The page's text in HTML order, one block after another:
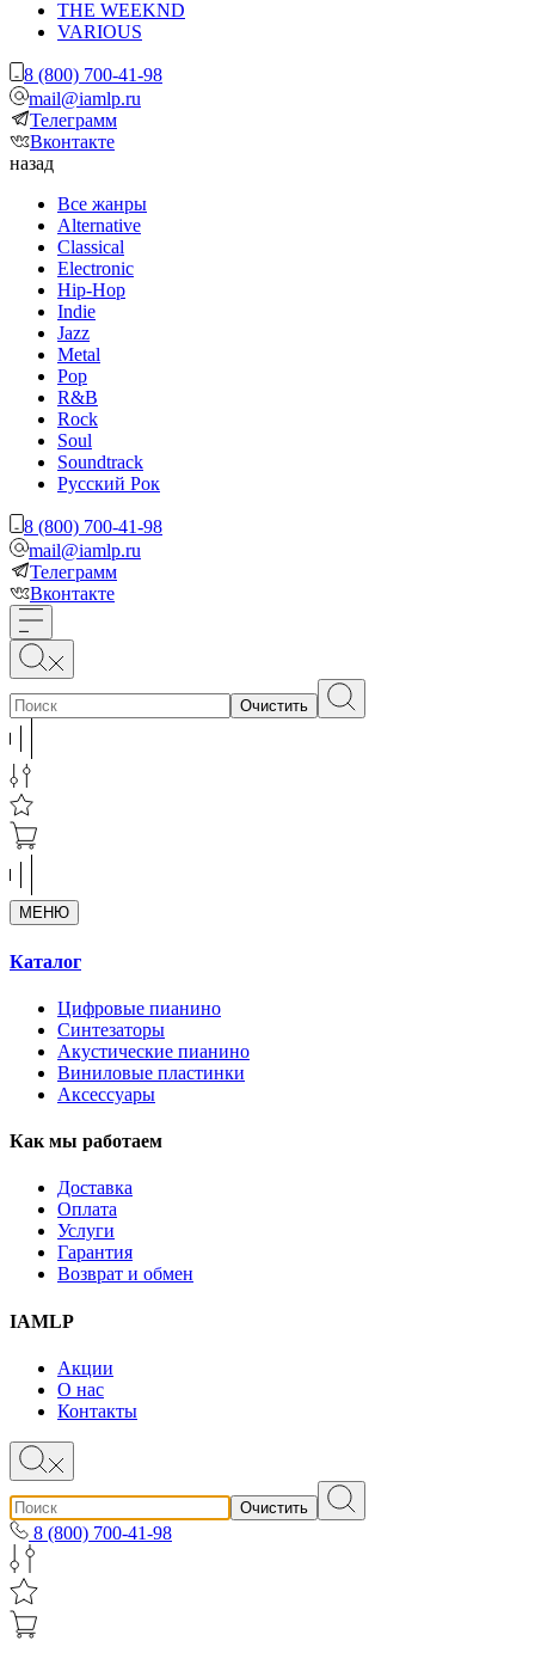
THE WEEKND
VARIOUS
8 (800) 700-41-98
mail@iamlp.ru
Телеграмм
Вконтакте
назад
Все жанры
Alternative
Classical
Electronic
Hip-Hop
Indie
Jazz
Metal
Pop
R&B
Rock
Soul
Soundtrack
Русский Рок
8 (800) 700-41-98
mail@iamlp.ru
Телеграмм
Вконтакте
Очистить
МЕНЮ
Каталог
Цифровые пианино
Синтезаторы
Акустические пианино
Виниловые пластинки
Аксессуары
Как мы работаем
Доставка
Оплата
Услуги
Гарантия
Возврат и обмен
IAMLP
Акции
О нас
Контакты
Очистить
8 (800) 700-41-98